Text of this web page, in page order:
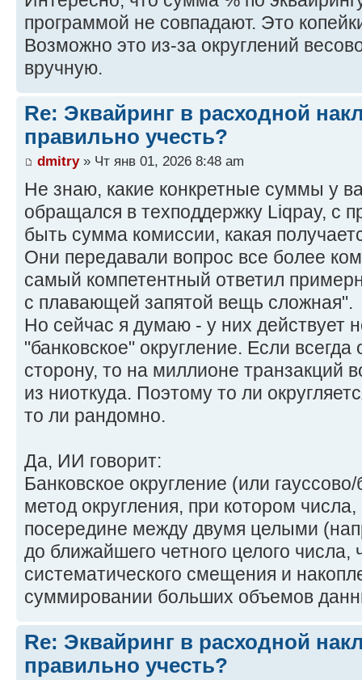
программой не совпадают. Это
Возможно это из-за округлений
вручную.
Re: Эквайринг в расходной
правильно учесть?
dmitry» Чт янв 01, 2026 8:48 am
Не знаю, какие конкретные суммы у
обращался в техподдержку Liqpay, с
быть сумма комиссии, какая
Они передавали вопрос все более
самый компетентный ответил
с плавающей запятой вещь сложная".
Но сейчас я думаю - у них действует
"банковское" округление. Если
сторону, то на миллионе транзакций
из ниоткуда. Поэтому то ли
то ли рандомно.
Да, ИИ говорит:
Банковское округление (или
метод округления, при котором
посередине между двумя целыми
до ближайшего четного целого числа,
систематического смещения и
суммировании больших объемов
Re: Эквайринг в расходной
правильно учесть?